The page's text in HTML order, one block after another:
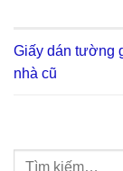
Giấy dán tường
nhà cũ